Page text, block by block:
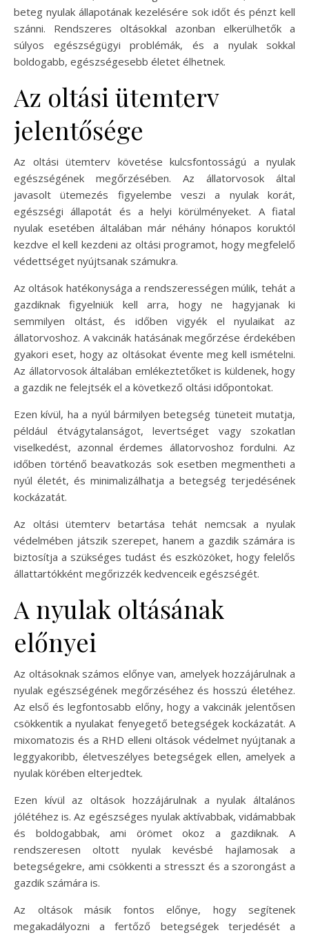
beteg nyulak állapotának kezelésére sok időt és pénzt kell
szánni. Rendszeres oltásokkal azonban elkerülhetők a
súlyos egészségügyi problémák, és a nyulak sokkal
boldogabb, egészségesebb életet élhetnek.
Az oltási ütemterv
jelentősége
Az oltási ütemterv követése kulcsfontosságú a nyulak
egészségének megőrzésében. Az állatorvosok által
javasolt ütemezés figyelembe veszi a nyulak korát,
egészségi állapotát és a helyi körülményeket. A fiatal
nyulak esetében általában már néhány hónapos koruktól
kezdve el kell kezdeni az oltási programot, hogy megfelelő
védettséget nyújtsanak számukra.
Az oltások hatékonysága a rendszerességen múlik, tehát a
gazdiknak figyelniük kell arra, hogy ne hagyjanak ki
semmilyen oltást, és időben vigyék el nyulaikat az
állatorvoshoz. A vakcinák hatásának megőrzése érdekében
gyakori eset, hogy az oltásokat évente meg kell ismételni.
Az állatorvosok általában emlékeztetőket is küldenek, hogy
a gazdik ne felejtsék el a következő oltási időpontokat.
Ezen kívül, ha a nyúl bármilyen betegség tüneteit mutatja,
például étvágytalanságot, levertséget vagy szokatlan
viselkedést, azonnal érdemes állatorvoshoz fordulni. Az
időben történő beavatkozás sok esetben megmentheti a
nyúl életét, és minimalizálhatja a betegség terjedésének
kockázatát.
Az oltási ütemterv betartása tehát nemcsak a nyulak
védelmében játszik szerepet, hanem a gazdik számára is
biztosítja a szükséges tudást és eszközöket, hogy felelős
állattartókként megőrizzék kedvenceik egészségét.
A nyulak oltásának
előnyei
Az oltásoknak számos előnye van, amelyek hozzájárulnak a
nyulak egészségének megőrzéséhez és hosszú életéhez.
Az első és legfontosabb előny, hogy a vakcinák jelentősen
csökkentik a nyulakat fenyegető betegségek kockázatát. A
mixomatozis és a RHD elleni oltások védelmet nyújtanak a
leggyakoribb, életveszélyes betegségek ellen, amelyek a
nyulak körében elterjedtek.
Ezen kívül az oltások hozzájárulnak a nyulak általános
jólétéhez is. Az egészséges nyulak aktívabbak, vidámabbak
és boldogabbak, ami örömet okoz a gazdiknak. A
rendszeresen oltott nyulak kevésbé hajlamosak a
betegségekre, ami csökkenti a stresszt és a szorongást a
gazdik számára is.
Az oltások másik fontos előnye, hogy segítenek
megakadályozni a fertőző betegségek terjedését a